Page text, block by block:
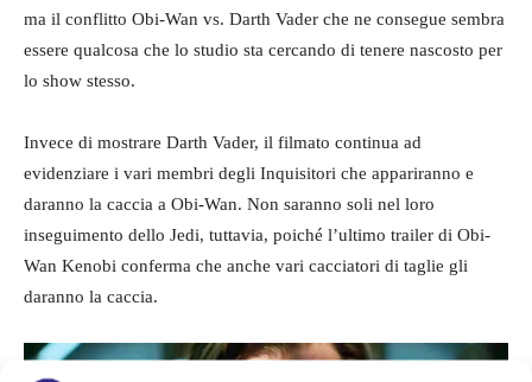
ma il conflitto Obi-Wan vs. Darth Vader che ne consegue sembra
essere qualcosa che lo studio sta cercando di tenere nascosto per
lo show stesso.
Invece di mostrare Darth Vader, il filmato continua ad
evidenziare i vari membri degli Inquisitori che appariranno e
daranno la caccia a Obi-Wan. Non saranno soli nel loro
inseguimento dello Jedi, tuttavia, poiché l’ultimo trailer di Obi-
Wan Kenobi conferma che anche vari cacciatori di taglie gli
daranno la caccia.